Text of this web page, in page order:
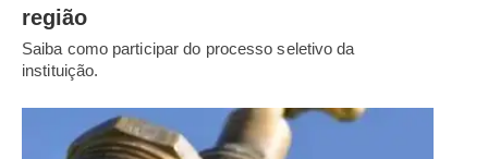
região
Saiba como participar do processo seletivo da
instituição.